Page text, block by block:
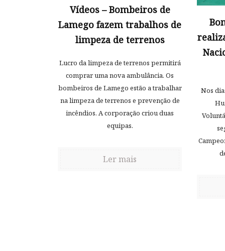
Vídeos – Bombeiros de
Lamego fazem trabalhos de
limpeza de terrenos
Lucro da limpeza de terrenos permitirá
comprar uma nova ambulância. Os
bombeiros de Lamego estão a trabalhar
na limpeza de terrenos e prevenção de
incêndios. A corporação criou duas
equipas.
Ler mais
Nos